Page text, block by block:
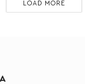
LOAD MORE